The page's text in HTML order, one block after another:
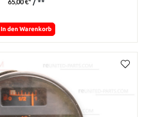
/ **
In den Warenkorb